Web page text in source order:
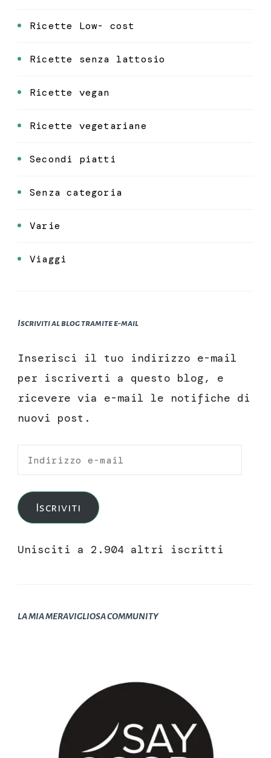
Ricette Low- cost
Ricette senza lattosio
Ricette vegan
Ricette vegetariane
Secondi piatti
Senza categoria
Varie
Viaggi
Iscriviti al blog tramite e-mail
Inserisci il tuo indirizzo e-mail
per iscriverti a questo blog, e
ricevere via e-mail le notifiche di
nuovi post.
Indirizzo
mail
Iscriviti
Unisciti a 2.904 altri iscritti
LA MIA MERAVIGLIOSA COMMUNITY